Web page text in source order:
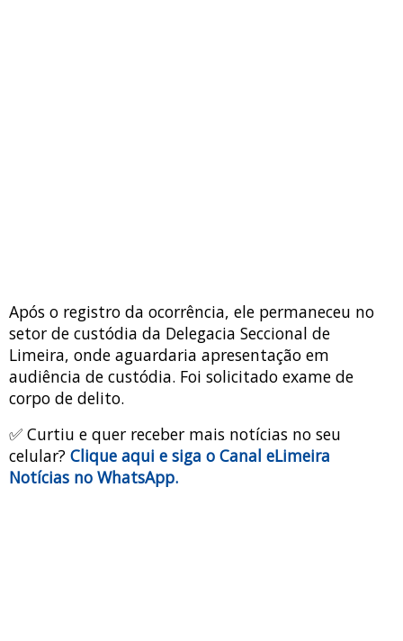
Após o registro da ocorrência, ele permaneceu no
setor de custódia da Delegacia Seccional de
Limeira, onde aguardaria apresentação em
audiência de custódia. Foi solicitado exame de
corpo de delito.
✅ Curtiu e quer receber mais notícias no seu
celular? Clique aqui e siga o Canal eLimeira
Notícias no WhatsApp.